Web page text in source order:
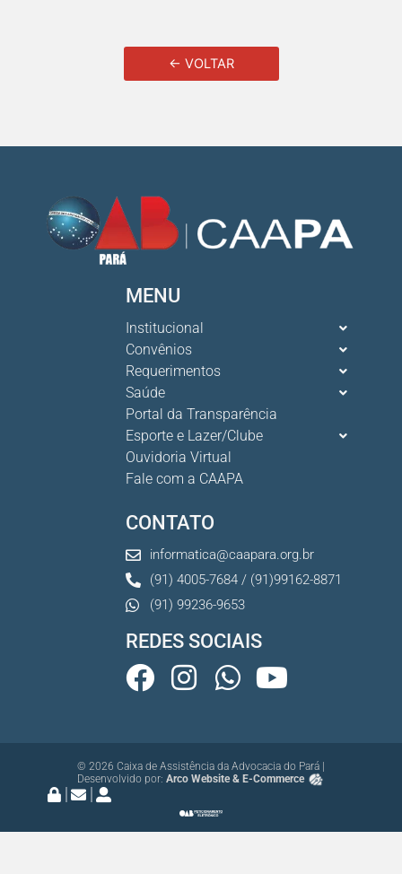
← VOLTAR
MENU
Institucional
Convênios
Requerimentos
Saúde
Portal da Transparência
Esporte e Lazer/Clube
Ouvidoria Virtual
Fale com a CAAPA
CONTATO
informatica@caapara.org.br
(91) 4005-7684 / (91)99162-8871
(91) 99236-9653
REDES SOCIAIS
© 2026 Caixa de Assistência da Advocacia do Pará |
Desenvolvido por: Arco Website & E-Commerce